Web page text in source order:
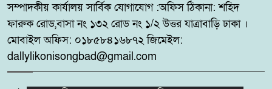
কুষ্টিয়ায় ‘ভিলেজ বয়েজ ক্লাব’র
উদ্যোগে মাদকবিরোধী ও
সচেতনতামূলক মিনি ফুটবল টুর্নামেন্ট
২০২৬ অনুষ্ঠিত
৮
সম্পাদকীয় কার্যালয় সার্বিক যোগাযোগ :অফিস ঠিকানা: শহিদ
ফারুক রোড,বাসা নং ১৩২ রোড নং ১/২ উত্তর যাত্রাবাড়ি ঢাকা ।
মোবাইল অফিস: ০১৮৫৮৪১৬৮৭২ জিমেইল:
dallylikonisongbad@gmail.com